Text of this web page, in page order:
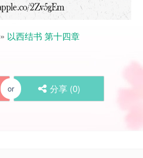
» 以西结书 第十四章
or 分享 (0)